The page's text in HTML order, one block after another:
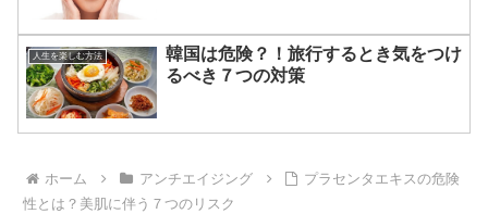
人生を楽しむ方法
韓国は危険？！旅行するとき気をつけ
るべき７つの対策
ホーム アンチエイジング
プラセンタエキスの危険
性とは？美肌に伴う７つのリスク